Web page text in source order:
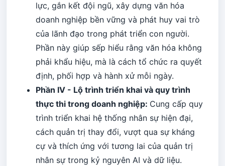
lực, gắn kết đội ngũ, xây dựng văn hóa
doanh nghiệp bền vững và phát huy vai trò
của lãnh đạo trong phát triển con người.
Phần này giúp sếp hiểu rằng văn hóa không
phải khẩu hiệu, mà là cách tổ chức ra quyết
định, phối hợp và hành xử mỗi ngày.
Phần IV - Lộ trình triển khai và quy trình
thực thi trong doanh nghiệp: Cung cấp quy
trình triển khai hệ thống nhân sự hiện đại,
cách quản trị thay đổi, vượt qua sự kháng
cự và thích ứng với tương lai của quản trị
nhân sự trong kỷ nguyên AI và dữ liệu.